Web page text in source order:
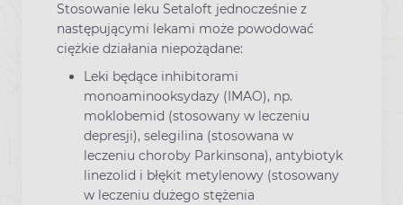
Stosowanie leku Setaloft jednocześnie z
następującymi lekami może powodować
ciężkie działania niepożądane:
Leki będące inhibitorami
monoaminooksydazy (IMAO), np.
moklobemid (stosowany w leczeniu
depresji), selegilina (stosowana w
leczeniu choroby Parkinsona), antybiotyk
linezolid i błękit metylenowy (stosowany
w leczeniu dużego stężenia